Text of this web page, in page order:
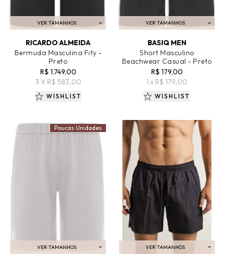
VER TAMANHOS
ADICIONAR AO CARRINHO
RICARDO ALMEIDA
Bermuda Masculina Fity -
Preto
R$ 1.749,00
3 X R$ 583,00
WISHLIST
VER TAMANHOS
ADICIONAR AO CARRINHO
BASIQ MEN
Short Masculino
Beachwear Casual - Preto
R$ 179,00
1 x R$ 179,00
WISHLIST
VER TAMANHOS
ADICIONAR AO CARRINHO
Poucas Unidades
VER TAMANHOS
ADICIONAR AO CARRINHO